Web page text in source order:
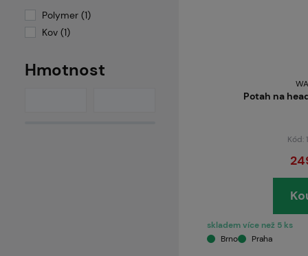
Polymer (1)
Kov (1)
Hmotnost
Potah na
Kód:
skladem více než 5 ks
Brno
Praha